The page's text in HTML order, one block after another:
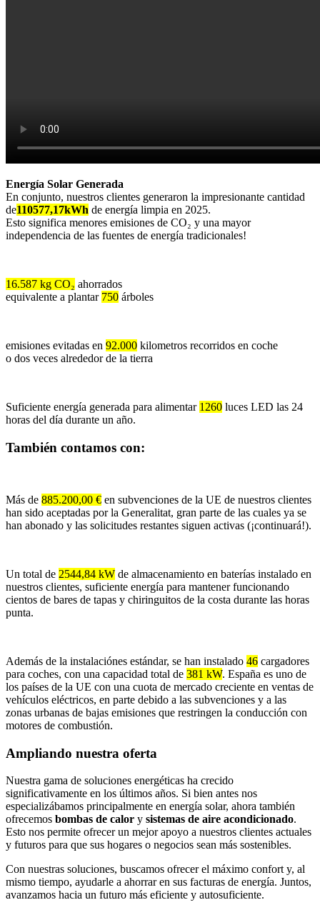
Energía Solar Generada
En conjunto, nuestros clientes generaron la impresionante cantidad
de110577,17kWh de energía limpia en 2025.
Esto significa menores emisiones de CO₂ y una mayor
independencia de las fuentes de energía tradicionales!
16.587 kg CO₂ ahorrados
equivalente a plantar 750 árboles
emisiones evitadas en 92.000 kilometros recorridos en coche
o dos veces alrededor de la tierra
Suficiente energía generada para alimentar 1260 luces LED las 24
horas del día durante un año.
También contamos con:
Más de 885.200,00 € en subvenciones de la UE de nuestros clientes
han sido aceptadas por la Generalitat, gran parte de las cuales ya se
han abonado y las solicitudes restantes siguen activas (¡continuará!).
Un total de 2544,84 kW de almacenamiento en baterías instalado en
nuestros clientes, suficiente energía para mantener funcionando
cientos de bares de tapas y chiringuitos de la costa durante las horas
punta.
Además de la instalaciónes estándar, se han instalado 46 cargadores
para coches, con una capacidad total de 381 kW. España es uno de
los países de la UE con una cuota de mercado creciente en ventas de
vehículos eléctricos, en parte debido a las subvenciones y a las
zonas urbanas de bajas emisiones que restringen la conducción con
motores de combustión.
Ampliando nuestra oferta
Nuestra gama de soluciones energéticas ha crecido
significativamente en los últimos años. Si bien antes nos
especializábamos principalmente en energía solar, ahora también
ofrecemos bombas de calor y sistemas de aire acondicionado.
Esto nos permite ofrecer un mejor apoyo a nuestros clientes actuales
y futuros para que sus hogares o negocios sean más sostenibles.
Con nuestras soluciones, buscamos ofrecer el máximo confort y, al
mismo tiempo, ayudarle a ahorrar en sus facturas de energía. Juntos,
avanzamos hacia un futuro más eficiente y autosuficiente.